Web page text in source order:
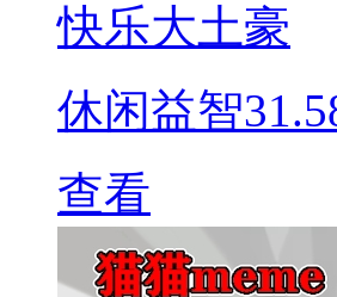
快乐大土豪
休闲益智
查看